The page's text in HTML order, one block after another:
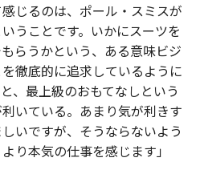
じるのは、ポール・スミスが
うことです。いかにスーツを
らうかという、ある意味ビジ
徹底的に追求しているように
、最上級のおもてなしという
いている。あまり気が利きす
いですが、そうならないよう
り本気の仕事を感じます」